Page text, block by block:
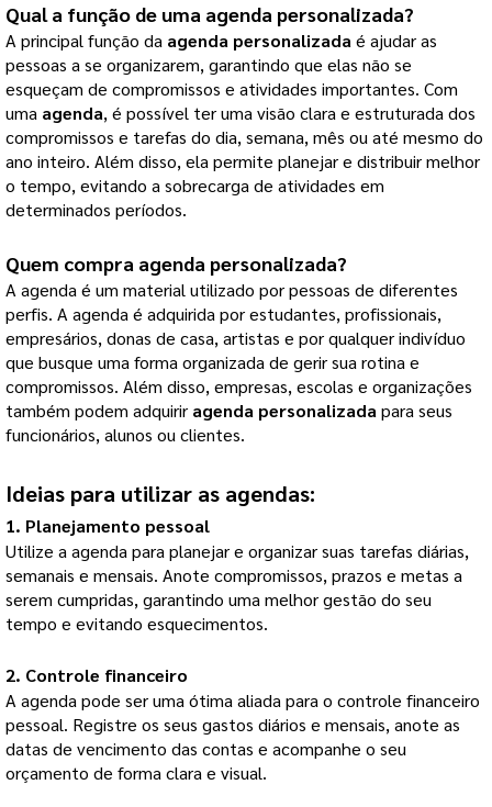
Qual a função de uma agenda personalizada?
A principal função da agenda personalizada é ajudar as
pessoas a se organizarem, garantindo que elas não se
esqueçam de compromissos e atividades importantes. Com
uma agenda, é possível ter uma visão clara e estruturada dos
compromissos e tarefas do dia, semana, mês ou até mesmo do
ano inteiro. Além disso, ela permite planejar e distribuir melhor
o tempo, evitando a sobrecarga de atividades em
determinados períodos.
Quem compra agenda personalizada?
A agenda é um material utilizado por pessoas de diferentes
perfis. A agenda é adquirida por estudantes, profissionais,
empresários, donas de casa, artistas e por qualquer indivíduo
que busque uma forma organizada de gerir sua rotina e
compromissos. Além disso, empresas, escolas e organizações
também podem adquirir agenda personalizada para seus
funcionários, alunos ou clientes.
Ideias para utilizar as agendas:
1. Planejamento pessoal
Utilize a agenda para planejar e organizar suas tarefas diárias,
semanais e mensais. Anote compromissos, prazos e metas a
serem cumpridas, garantindo uma melhor gestão do seu
tempo e evitando esquecimentos.
2. Controle financeiro
A agenda pode ser uma ótima aliada para o controle financeiro
pessoal. Registre os seus gastos diários e mensais, anote as
datas de vencimento das contas e acompanhe o seu
orçamento de forma clara e visual.